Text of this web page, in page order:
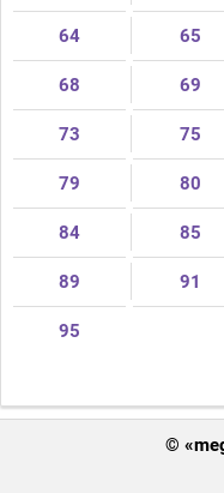
64 65
68 69
73 75
79 80
84 85
89 91
95